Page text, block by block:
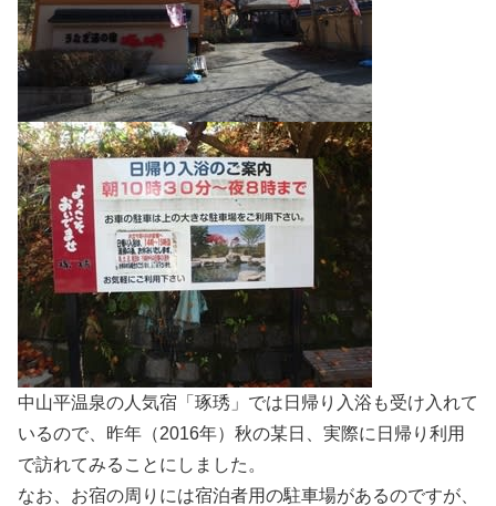
中山平温泉の人気宿「琢琇」では日帰り入浴も受け入れて
いるので、昨年（2016年）秋の某日、実際に日帰り利用
で訪れてみることにしました。
なお、お宿の周りには宿泊者用の駐車場があるのですが、